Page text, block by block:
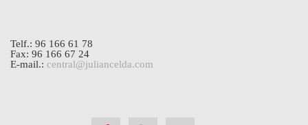
Telf.: 96 166 61 78
Fax: 96 166 67 24
E-mail.: central@juliancelda.com